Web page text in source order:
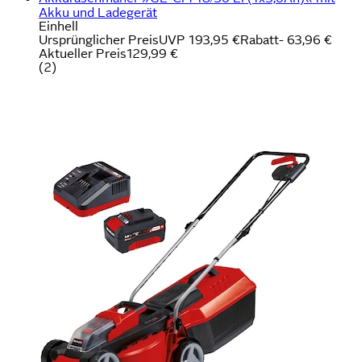
Akku und Ladegerät
Einhell
Ursprünglicher PreisUVP 193,95 €Rabatt- 63,96 €
Aktueller Preis129,99 €
(2)